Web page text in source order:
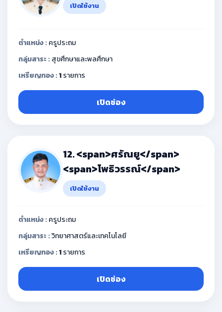
เปิดใช้งาน
ตำแหน่ง : ครูประถม
กลุ่มสาระ : สุขศึกษาและพลศึกษา
เหรียญทอง :1รายการ
เปิดช่อง
12. <span>ศรัณยู</span>
<span>โพธิวรรณ์</span>
เปิดใช้งาน
ตำแหน่ง : ครูประถม
กลุ่มสาระ :วิทยาศาสตร์และเทคโนโลยี
เหรียญทอง :1รายการ
เปิดช่อง